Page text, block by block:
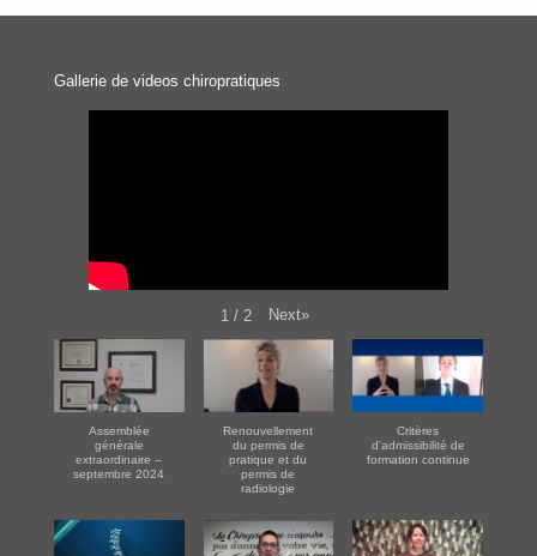
Gallerie de videos chiropratiques
1 / 2 Next»
Assemblée
générale
extraordinaire –
septembre 2024
Renouvellement
du permis de
pratique et du
permis de
radiologie
Critères
d’admissibilité de
formation continue